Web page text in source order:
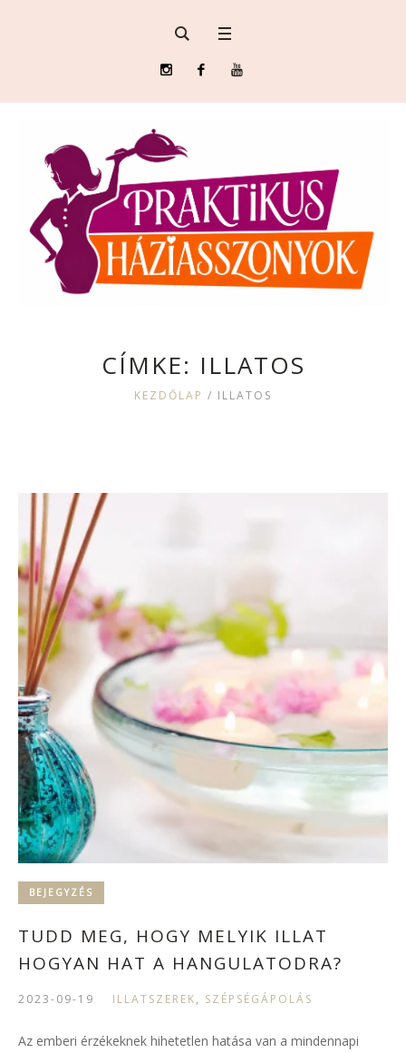
CÍMKE: ILLATOS
KEZDŐLAP / ILLATOS
BEJEGYZÉS
TUDD MEG, HOGY MELYIK ILLAT
HOGYAN HAT A HANGULATODRA?
2023-09-19 ILLATSZEREK, SZÉPSÉGÁPOLÁS
Az emberi érzékeknek hihetetlen hatása van a mindennapi